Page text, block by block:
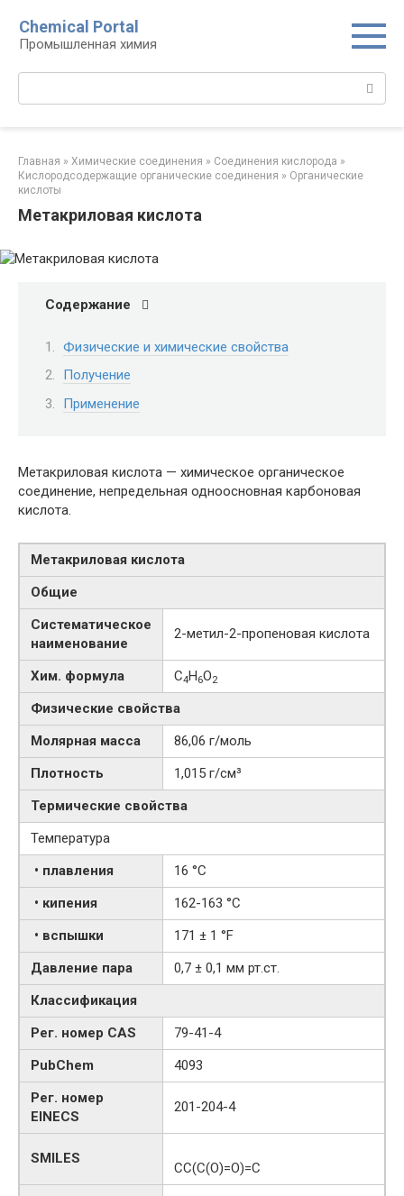
контенту
Chemical Portal
Промышленная химия
Главная » Химические соединения » Соединения кислорода‎ »
Кислородсодержащие органические соединения‎ » Органические
кислоты‎
Метакриловая кислота
Содержание
Физические и химические свойства
Получение
Применение
Метакриловая кислота — химическое органическое
соединение, непредельная одноосновная карбоновая
кислота.
Метакриловая кислота
Общие
Систематическое
наименование
2-​метил-​2-​пропеновая кислота
Хим. формула C4H6O2
Физические свойства
Молярная масса
86,06 г/моль
Плотность
1,015 г/см³
Термические свойства
Температура
• плавления
16 °C
• кипения
162-163 °C
• вспышки
171 ± 1 °F
Давление пара
0,7 ± 0,1 мм рт.ст.
Классификация
Рег. номер CAS
79-41-4
PubChem
4093
Рег. номер
EINECS
201-204-4
SMILES
CC(C(O)=O)=C